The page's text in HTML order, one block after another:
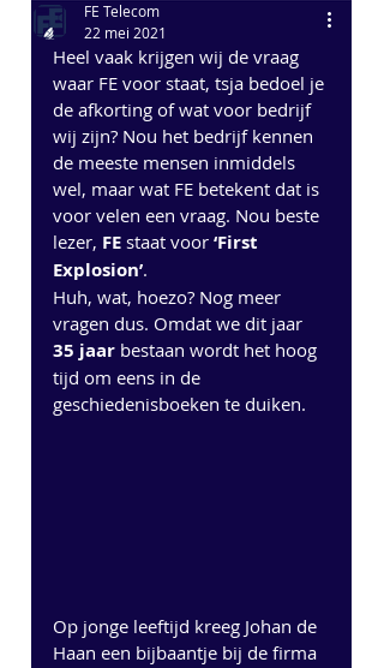
FE Telecom
22 mei 2021
Heel vaak krijgen wij de vraag
waar FE voor staat, tsja bedoel je
de afkorting of wat voor bedrijf
wij zijn? Nou het bedrijf kennen
de meeste mensen inmiddels
wel, maar wat FE betekent dat is
voor velen een vraag. Nou beste
lezer, FE staat voor ‘First
Explosion’.
Huh, wat, hoezo? Nog meer
vragen dus. Omdat we dit jaar
35 jaar bestaan wordt het hoog
tijd om eens in de
geschiedenisboeken te duiken.
Op jonge leeftijd kreeg Johan de
Haan een bijbaantje bij de firma